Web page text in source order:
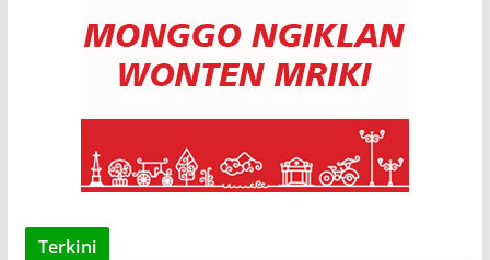
Terkini